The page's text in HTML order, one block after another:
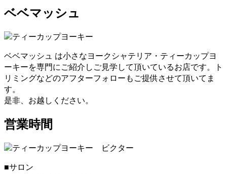
は、獣医師による健康診断を必ず受けております。ブリー
ダーが販売・購入に当たって安心できる育成を慎重に行っ
も安心してお迎えいただけます。ヨークシャーテリアのご
購入をお考えの際は、是非当店にご相談下さい。
2021.1.31
ヨークシャーテリアのご購入をお考えの際は、しっかり育
成としつけを行い、愛情たっぷりに接しているブリーダー
ベドールでは、ヨークシャーテリアたちの育成・販売を経
験豊富なブリーダーが行っていますのでご安心ください。
また、飼い主さんへ飼い方やしつけのレクチャーも致しま
す。ヨークシャーテリアのご購入をお考えの際は、是非当
店にご相談下さい。
ベベマッシュ
ベベマッシュ は小さなヨークシャテリア・ティーカップヨ
ーキーを専門にご紹介しご見学して頂いているお店です。ト
リミングなどのアフターフォローもご提供させて頂いてま
す。
是非、お越しください。
営業時間
■サロン